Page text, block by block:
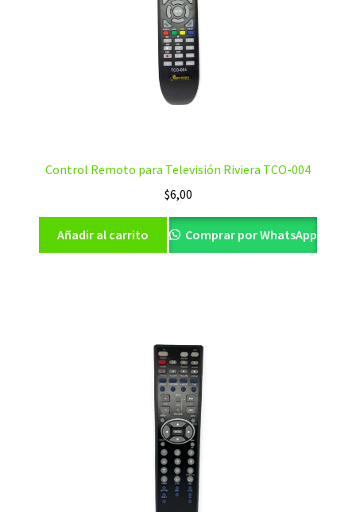
Control Remoto para Televisión Riviera TCO-004
$6,00
Añadir al carrito Comprar por WhatsApp